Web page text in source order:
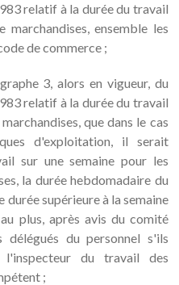
relatif à la durée du travail
ensemble les
de commerce ;
3, alors en vigueur, du
relatif à la durée du travail
que dans le cas
d'exploitation, il serait
sur une semaine pour les
la durée hebdomadaire du
supérieure à la semaine
plus, après avis du comité
du personnel s'ils
du travail des
;